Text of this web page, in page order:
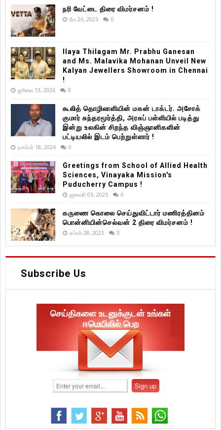
நரி வேட்டை திரை விமர்சனம் !
மே 26, 2025 0
Ilaya Thilagam Mr. Prabhu Ganesan
and Ms. Malavika Mohanan Unveil New
Kalyan Jewellers Showroom in Chennai
!
ஜூலை 13, 2026 0
கூலித் தொழிலாளியின் மகன் டாக்டர். அசோக்
குமார் சுந்தரமூர்த்தி, அரசுப் பள்ளியில் படித்து
இன்று உலகின் சிறந்த விஞ்ஞானிகளின்
பட்டியலில் இடம் பெற்றுள்ளார் !
டிசம்பர் 18, 2024 0
Greetings from School of Allied Health
Sciences, Vinayaka Mission's
Puducherry Campus !
ஜனவரி 03, 2025 0
கருணை கொலை செய்துவிட்டார் மணிரத்தினம்
பொன்னியின்செல்வன் 2 திரை விமர்சனம் !
ஏப்ரல் 28, 2023 0
Subscribe Us
செய்திகளை உடனுக்குடன் உங்கள்
ஈமெயிலில் பெற